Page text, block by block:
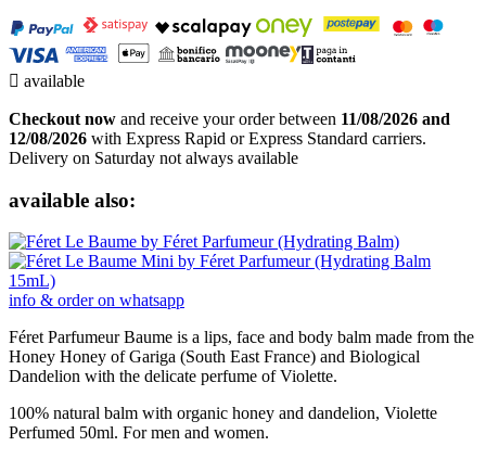
 available
Checkout now and receive your order between 11/08/2026 and
12/08/2026 with Express Rapid or Express Standard carriers.
Delivery on Saturday not always available
available also:
info & order on whatsapp
Féret Parfumeur Baume is a lips, face and body balm made from the
Honey Honey of Gariga (South East France) and Biological
Dandelion with the delicate perfume of Violette.
100% natural balm with organic honey and dandelion, Violette
Perfumed 50ml. For men and women.